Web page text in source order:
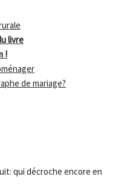
livre
!
de mariage?
qui décroche encore en